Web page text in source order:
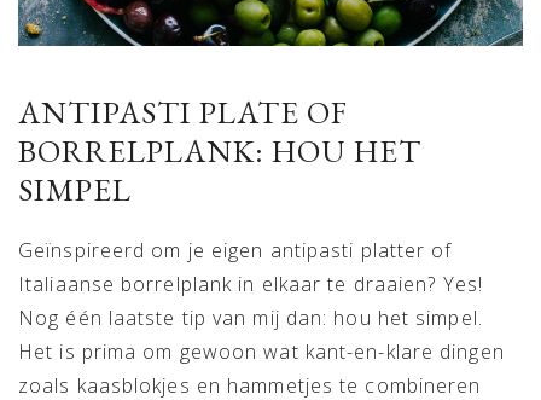
ANTIPASTI PLATE OF
BORRELPLANK: HOU HET
SIMPEL
Geïnspireerd om je eigen antipasti platter of
Italiaanse borrelplank in elkaar te draaien? Yes!
Nog één laatste tip van mij dan: hou het simpel.
Het is prima om gewoon wat kant-en-klare dingen
zoals kaasblokjes en hammetjes te combineren